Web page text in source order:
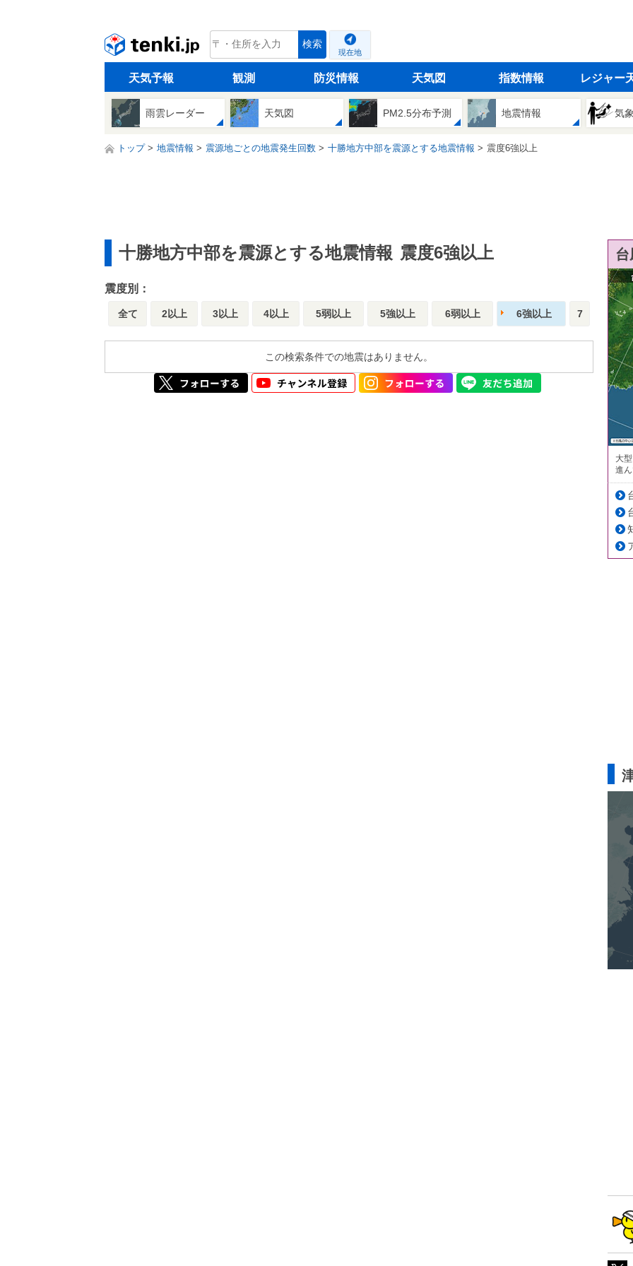
tenki.jp 検索
現在地
天気予報 観測 防災情報 天気図 指数情報 レジャー
雨雲レーダー 天気図 PM2.5分布予測 地震情報 気
トップ 地震情報 震源地ごとの地震発生回数 十勝地方中部を震源とする地震情報 震度6強以上
十勝地方中部を震源とする地震情報 震度6強以上
震度別：
全て 2以上 3以上 4以上 5弱以上 5強以上 6弱以上 6強以上 7
この検索条件での地震はありません。
大
進